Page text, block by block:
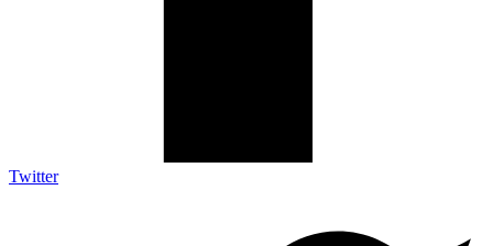
Twitter